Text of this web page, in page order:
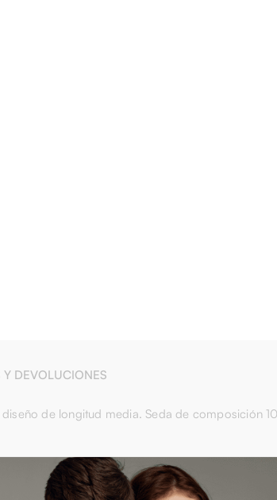
Y DEVOLUCIONES
de longitud media. Seda de composición